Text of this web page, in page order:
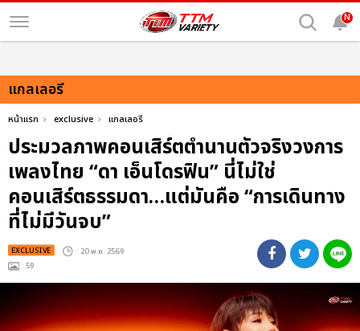
N
แกลเลอรี
หน้าแรก exclusive แกลเลอรี
ประมวลภาพคอนเสิร์ตตำนานตัวจริงวงการ
เพลงไทย “ดา เอ็นโดรฟิน” นี่ไม่ใช่
คอนเสิร์ตธรรมดา…แต่มันคือ “การเดินทาง
ที่ไม่มีวันจบ”
EXCLUSIVE : 20 พ.ค. 2569
: 59